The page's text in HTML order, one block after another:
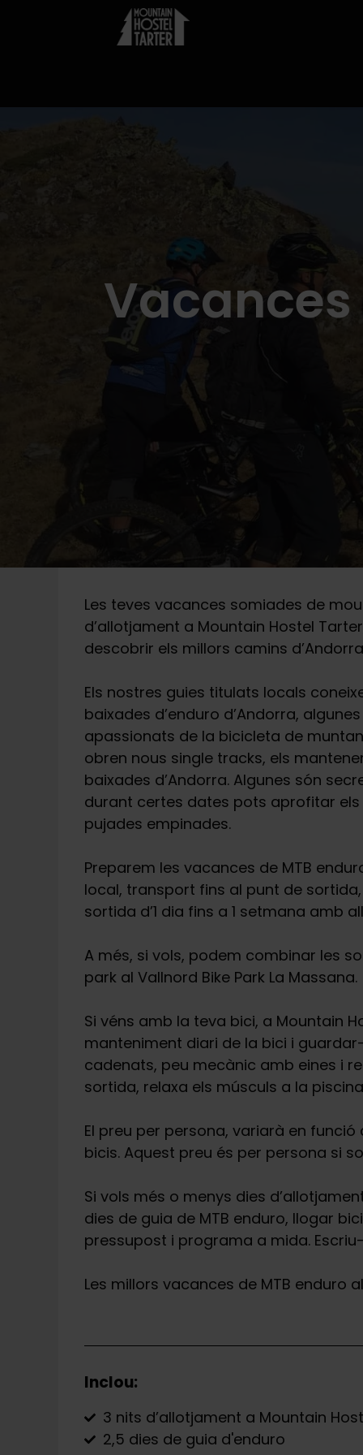
Vacances
Les teves vacances somiades de
d’allotjament a Mountain Hostel
descobrir els millors camins
Els nostres guies titulats locals
baixades d’enduro d’Andorra,
apassionats de la bicicleta de
obren nous single tracks, els
baixades d’Andorra. Algunes són
durant certes dates pots aprofitar
pujades empinades.
Preparem les vacances de MTB
local, transport fins al punt de
sortida d’1 dia fins a 1 setmana amb
A més, si vols, podem combinar les
park al Vallnord Bike Park La Massana.
Si véns amb la teva bici, a Mountain
manteniment diari de la bici i
cadenats, peu mecànic amb eines i
sortida, relaxa els músculs a la
El preu per persona, variarà en
bicis. Aquest preu és per persona si
Si vols més o menys dies
dies de guia de MTB enduro, llogar
pressupost i programa a mida.
Les millors vacances de MTB enduro
Inclou:
3 nits d’allotjament a Mountain
2,5 dies de guia d'enduro